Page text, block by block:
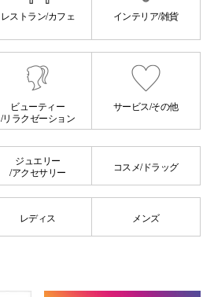
レストラン/カフェ インテリア/雑貨
ビューティー
/リラクゼーション
サービス/その他
ジュエリー
/アクセサリー
コスメ/ドラッグ
レディス メンズ